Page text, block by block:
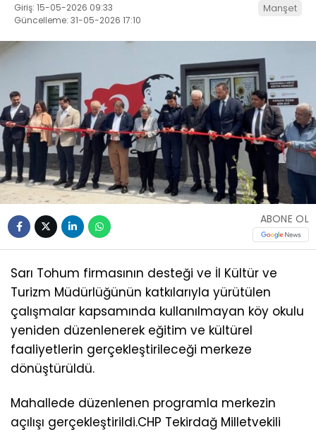
Giriş: 15-05-2026 09:33
Güncelleme: 31-05-2026 17:10
Manşet
ABONE OL
Sarı Tohum firmasının desteği ve İl Kültür ve
Turizm Müdürlüğünün katkılarıyla yürütülen
çalışmalar kapsamında kullanılmayan köy okulu
yeniden düzenlenerek eğitim ve kültürel
faaliyetlerin gerçekleştirileceği merkeze
dönüştürüldü.
Mahallede düzenlenen programla merkezin
açılışı gerçekleştirildi.CHP Tekirdağ Milletvekili